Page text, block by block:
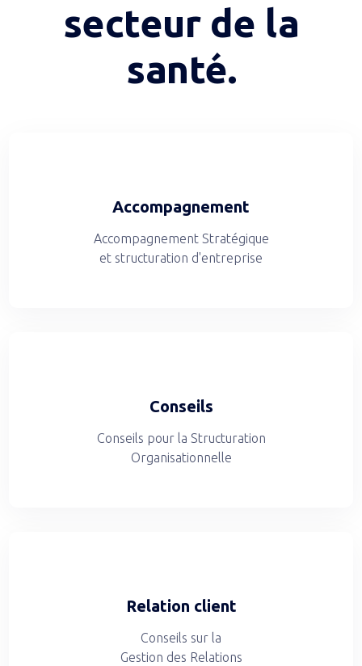
secteur de la
santé.
Accompagnement
Accompagnement Stratégique
et structuration d'entreprise
Conseils
Conseils pour la Structuration
Organisationnelle
Relation client
Conseils sur la
Gestion des Relations